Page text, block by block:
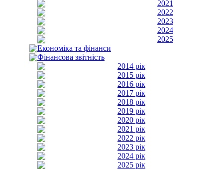
2021
2022
2023
2024
2025
Економіка та фінанси
Фінансова звітність
2014 рік
2015 рік
2016 рік
2017 рік
2018 рік
2019 рік
2020 рік
2021 рік
2022 рік
2023 рік
2024 рік
2025 рік